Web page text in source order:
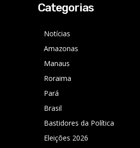
Categorias
Notícias
Amazonas
Manaus
Roraima
Pará
Brasil
Bastidores da Política
Eleições 2026